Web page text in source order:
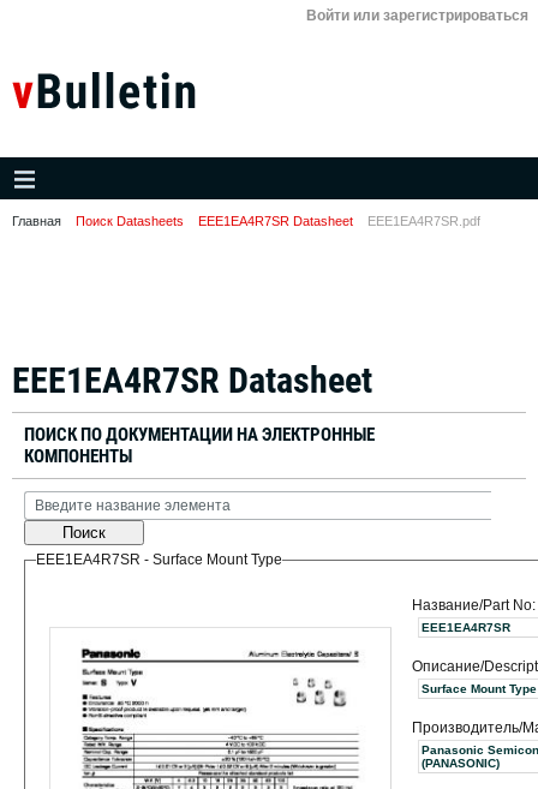
Войти или зарегистрироваться
Главная Поиск Datasheets EEE1EA4R7SR Datasheet EEE1EA4R7SR.pdf
EEE1EA4R7SR Datasheet
ПОИСК ПО ДОКУМЕНТАЦИИ НА ЭЛЕКТРОННЫЕ
КОМПОНЕНТЫ
Поиск
EEE1EA4R7SR - Surface Mount Type
Название/Part No:
EEE1EA4R7SR
Описание/
Surface Mount Type
Производитель/
Panasonic
(PANASONIC)